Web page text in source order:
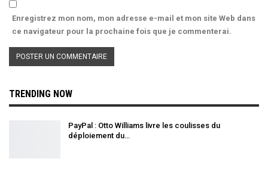
Enregistrez mon nom, mon adresse e-mail et mon site Web dans
ce navigateur pour la prochaine fois que je commenterai.
TRENDING NOW
PayPal : Otto Williams livre les coulisses du
déploiement du…